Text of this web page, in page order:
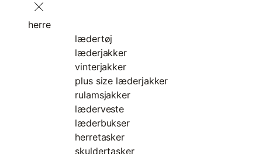
herre
lædertøj
læderjakker
vinterjakker
plus size læderjakker
rulamsjakker
læderveste
læderbukser
herretasker
skuldertasker